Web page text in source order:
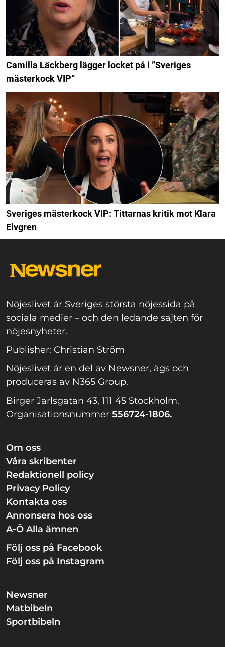
Camilla Läckberg lägger locket på i ”Sveriges
mästerkock VIP”
Sveriges mästerkock VIP: Tittarnas kritik mot Klara
Elvgren
Nöjeslivet är Sveriges största nöjessida på
sociala medier – och den ledande sajten för
nöjesnyheter.
Publisher: Christian Ström
Nöjeslivet är en del av Newsner, ägs och
produceras av N365 Group.
Birger Jarlsgatan 43, 111 45 Stockholm.
Organisationsnummer 556724-1806.
Om oss
Våra skribenter
Redaktionell policy
Privacy Policy
Kontakta oss
Annonsera hos oss
A-Ö Alla ämnen
Följ oss på Facebook
Följ oss på Instagram
Newsner
Matbibeln
Sportbibeln